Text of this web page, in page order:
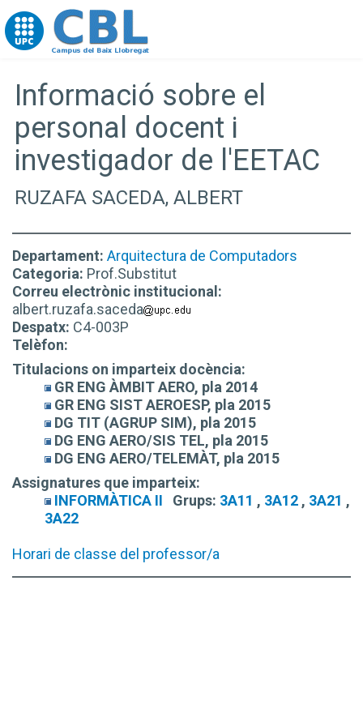
Go to upc.edu
Informació sobre el
personal docent i
investigador de l'EETAC
RUZAFA SACEDA, ALBERT
Departament: Arquitectura de Computadors
Categoria: Prof.Substitut
Correu electrònic institucional:
albert.ruzafa.saceda
Despatx: C4-003P
Telèfon:
Titulacions on imparteix docència:
GR ENG ÀMBIT AERO, pla 2014
GR ENG SIST AEROESP, pla 2015
DG TIT (AGRUP SIM), pla 2015
DG ENG AERO/SIS TEL, pla 2015
DG ENG AERO/TELEMÀT, pla 2015
Assignatures que imparteix:
INFORMÀTICA II
Grups: 3A11 , 3A12 , 3A21 ,
3A22
Horari de classe del professor/a